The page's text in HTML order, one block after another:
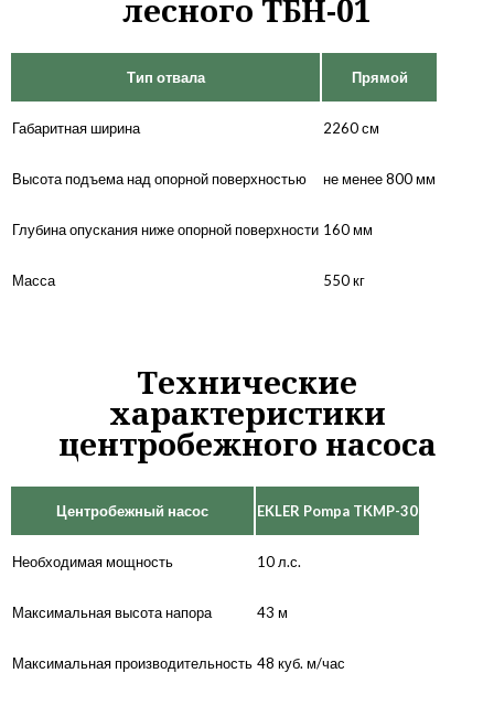
лесного ТБН-01
Тип отвала Прямой
Габаритная ширина 2260 см
Высота подъема над опорной поверхностью не менее 800 мм
Глубина опускания ниже опорной поверхности 160 мм
Масса 550 кг
Технические
характеристики
центробежного насоса
Центробежный насос EKLER Pompa TKMP-30
Необходимая мощность 10 л.с.
Максимальная высота напора 43 м
Максимальная производительность 48 куб. м/час